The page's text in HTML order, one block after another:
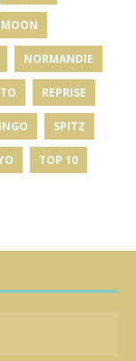
NORMANDIE
REPRISE
SPITZ
TOP 10